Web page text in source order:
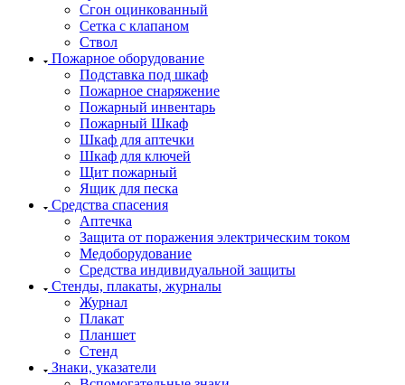
Сгон оцинкованный
Сетка с клапаном
Ствол
Пожарное оборудование
Подставка под шкаф
Пожарное снаряжение
Пожарный инвентарь
Пожарный Шкаф
Шкаф для аптечки
Шкаф для ключей
Щит пожарный
Ящик для песка
Средства спасения
Аптечка
Защита от поражения электрическим током
Медоборудование
Средства индивидуальной защиты
Стенды, плакаты, журналы
Журнал
Плакат
Планшет
Стенд
Знаки, указатели